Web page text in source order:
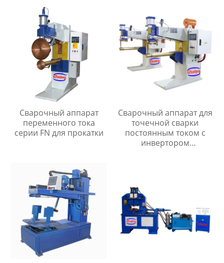
Сварочный аппарат
переменного тока
серии FN для прокатки
Сварочный аппарат для
точечной сварки
постоянным током с
инвертором